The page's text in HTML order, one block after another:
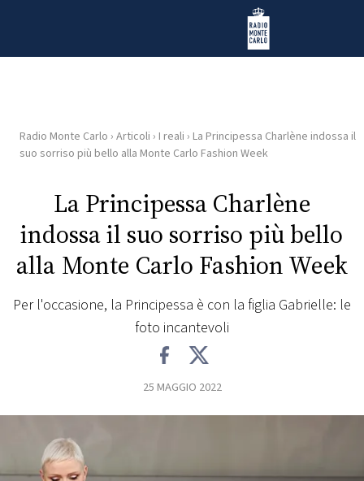
Radio Monte Carlo
HOME
RADIO
WEB
RADIO
PLAYLIST
CONCORSI
Radio Monte Carlo › Articoli › I reali › La Principessa Charlène indossa il
suo sorriso più bello alla Monte Carlo Fashion Week
La Principessa Charlène
indossa il suo sorriso più bello
alla Monte Carlo Fashion Week
Per l'occasione, la Principessa è con la figlia Gabrielle: le
foto incantevoli
25 MAGGIO 2022